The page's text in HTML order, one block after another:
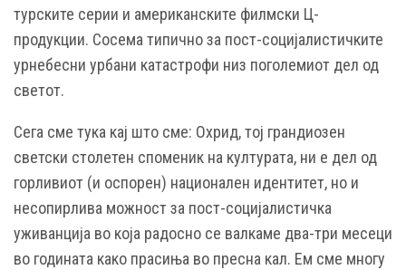
турските серии и американските филмски Ц-
продукции. Сосема типично за пост-социјалистичките
урнебесни урбани катастрофи низ поголемиот дел од
светот.
Сега сме тука кај што сме: Охрид, тој грандиозен
светски столетен споменик на културата, ни е дел од
горливиот (и оспорен) национален идентитет, но и
несопирлива можност за пост-социјалистичка
уживанција во која радосно се валкаме два-три месеци
во годината како прасиња во пресна кал. Ем сме многу